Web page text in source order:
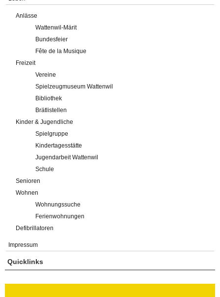
Anlässe
Wattenwil-Märit
Bundesfeier
Fête de la Musique
Freizeit
Vereine
Spielzeugmuseum Wattenwil
Bibliothek
Brätlistellen
Kinder & Jugendliche
Spielgruppe
Kindertagesstätte
Jugendarbeit Wattenwil
Schule
Senioren
Wohnen
Wohnungssuche
Ferienwohnungen
Defibrillatoren
Impressum
Quicklinks